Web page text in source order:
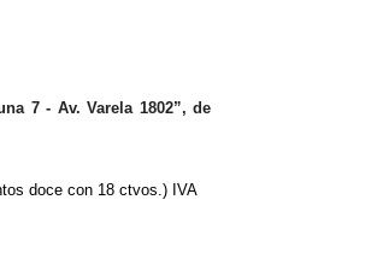
7 - Av. Varela 1802”, de
doce con 18 ctvos.) IVA